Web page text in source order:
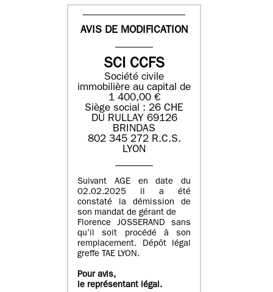
AVIS DE MODIFICATION
SCI CCFS
Société civile
immobilière au capital de
1 400,00 €
Siège social : 26 CHE
DU RULLAY 69126
BRINDAS
802 345 272 R.C.S.
LYON
Suivant AGE en date du
02.02.2025 il a été
constaté la démission de
son mandat de gérant de
Florence JOSSERAND sans
qu’il soit procédé à son
remplacement. Dépôt légal
greffe TAE LYON.
Pour avis,
le représentant légal.